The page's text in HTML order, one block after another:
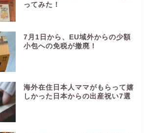
ってみた！
7月1日から、EU域外からの少額
小包への免税が撤廃！
海外在住日本人ママがもらって嬉
しかった日本からの出産祝い7選